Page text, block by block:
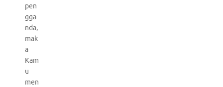
pen
gga
nda,
mak
a
Kam
u
men